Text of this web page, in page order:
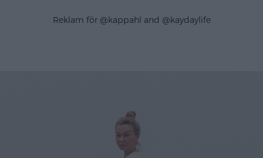
Reklam för @kappahl and @kaydaylife